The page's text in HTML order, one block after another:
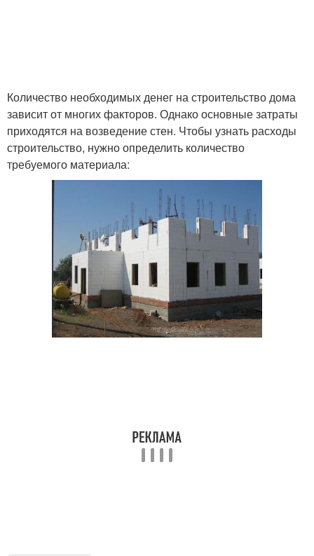
Количество необходимых денег на строительство дома
зависит от многих факторов. Однако основные затраты
приходятся на возведение стен. Чтобы узнать расходы
строительство, нужно определить количество
требуемого материала: